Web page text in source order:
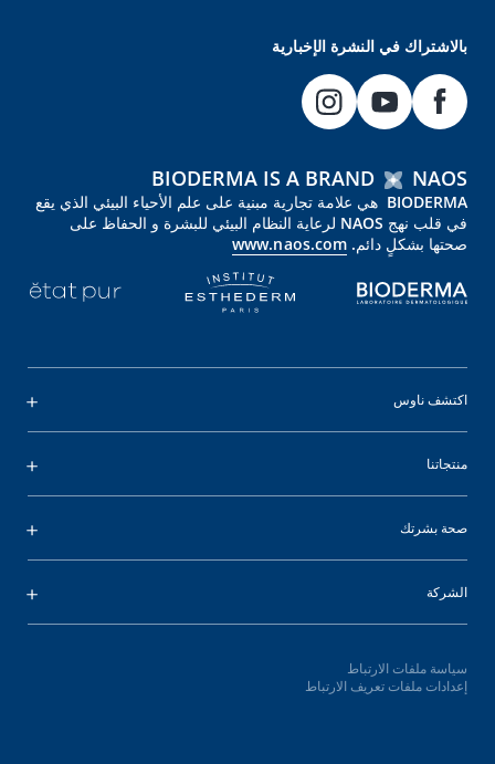
بالاشتراك في النشرة الإخبارية
BIODERMA IS A BRAND NAOS
BIODERMA هي علامة تجارية مبنية على علم الأحياء البيئي الذي يقع
في قلب نهج NAOS لرعاية النظام البيئي للبشرة و الحفاظ على
صحتها بشكلٍ دائم. www.naos.com
اكتشف ناوس
منتجاتنا
صحة بشرتك
الشركة
سياسة ملفات الارتباط
إعدادات ملفات تعريف الارتباط